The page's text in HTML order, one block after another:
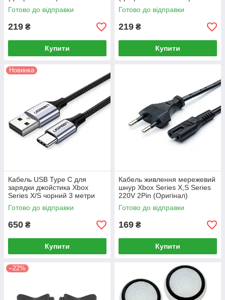
Готово до відправки
219 ₴
Купити
Готово до відправки
219 ₴
Купити
Новинка
Кабель USB Type C для
зарядки джойстика Xbox
Series X/S чорний 3 метри
Готово до відправки
650 ₴
Купити
Кабель живлення мережевий
шнур Xbox Series X,S Series
220V 2Pin (Оригінал)
Готово до відправки
169 ₴
Купити
–22%